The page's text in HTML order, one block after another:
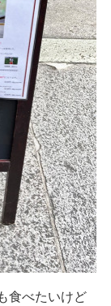
食べたいけど